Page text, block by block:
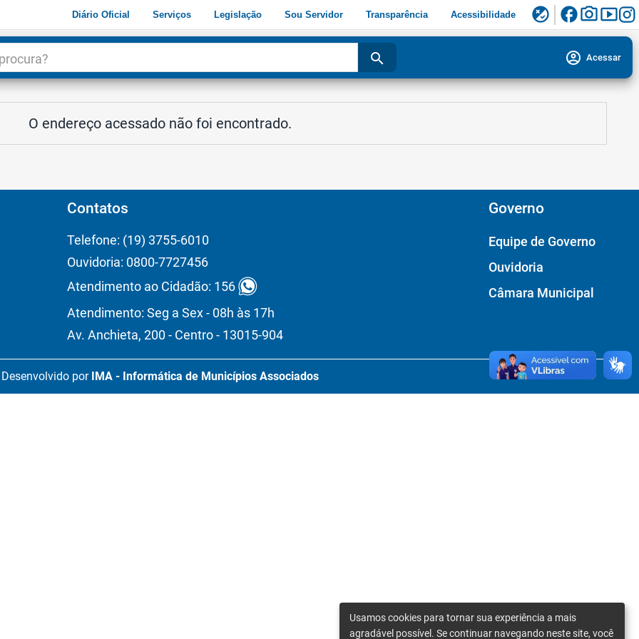
Diário Oficial Serviços Legislação Sou Servidor Transparência Acessibilidade flaky facebookphoto_camerasmart_display
search account_circle Acessar
O endereço acessado não foi encontrado.
Contatos
Telefone: (19) 3755-6010
Ouvidoria: 0800-7727456
Atendimento ao Cidadão: 156
Atendimento: Seg a Sex - 08h às 17h
Av. Anchieta, 200 - Centro - 13015-904
Governo
Equipe de Governo
Ouvidoria
Câmara Municipal
Desenvolvido por IMA - Informática de Municípios Associados
Usamos cookies para tornar sua experiência a mais
agradável possível. Se continuar navegando neste site, você